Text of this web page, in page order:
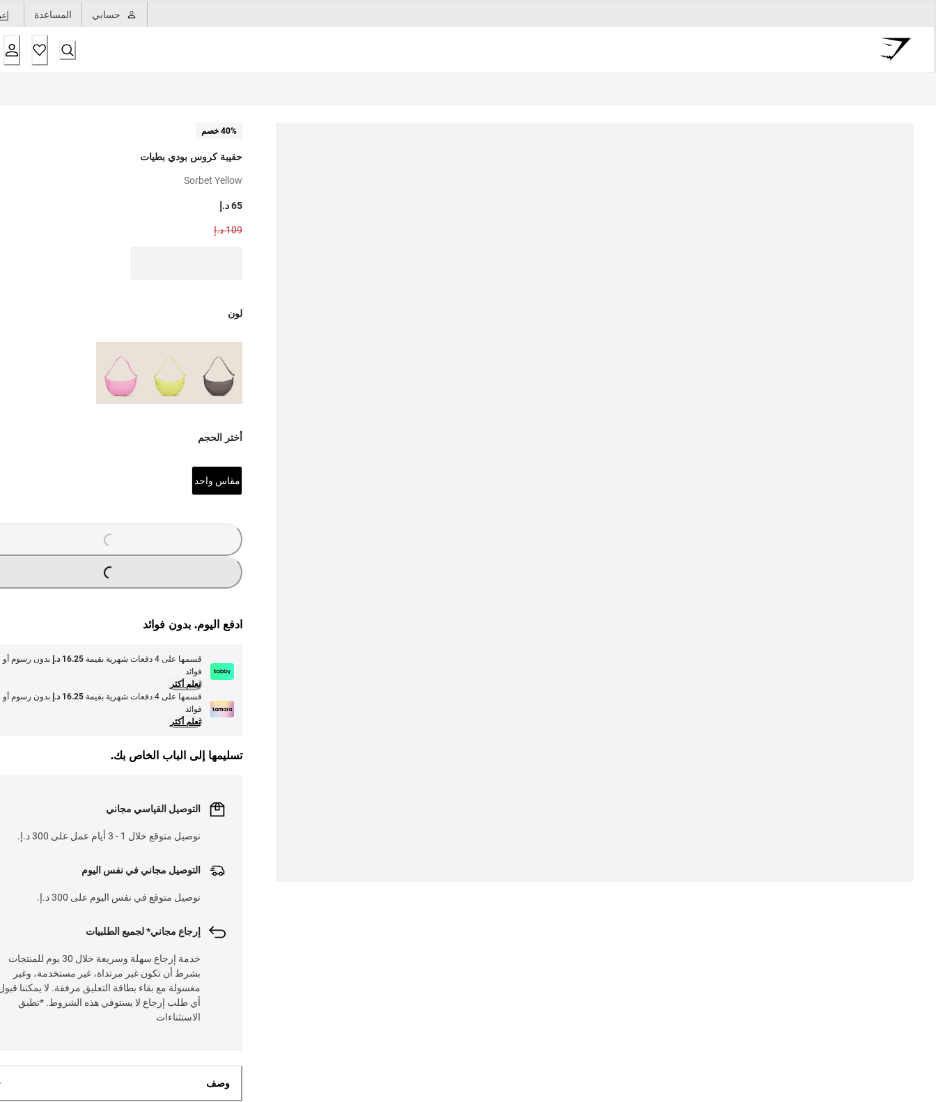
حسابي المساعدة
40% خصم
حقيبة كروس بودي بطيات
Sorbet Yellow
65 د.إ
109 د.إ
لون
أختر الحجم
مقاس واحد
LOADING...
LOADING...
ادفع اليوم. بدون فوائد
قسمها على 4 دفعات شهرية بقيمة 16.25 د.إ
بدون رسوم أو
فوائد
تعلم أكثر
قسمها على 4 دفعات شهرية بقيمة
16.25 د.إ
بدون رسوم أو
فوائد
تعلم أكثر
تسليمها إلى الباب الخاص بك.
التوصيل القياسي مجاني
توصيل متوقع خلال 1 - 3 أيام عمل على 300 د.إ.
التوصيل مجاني في نفس اليوم
توصيل متوقع في نفس اليوم على 300 د.إ.
إرجاع مجاني* لجميع الطلبيات
خدمة إرجاع سهلة وسريعة خلال 30 يوم للمنتجات
بشرط أن تكون غير مرتداة، غير مستخدمة، وغير
مغسولة مع بقاء بطاقة التعليق مرفقة. لا يمكننا
أي طلب إرجاع لا يستوفي هذه الشروط. *تطبق
الاستثناءات
وصف